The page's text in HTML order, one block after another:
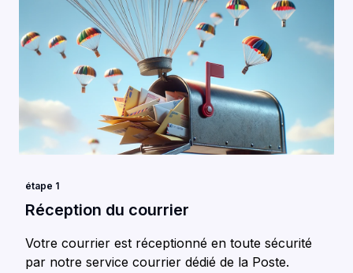
étape 1
Réception du courrier
Votre courrier est réceptionné en toute sécurité
par notre service courrier dédié de la Poste.